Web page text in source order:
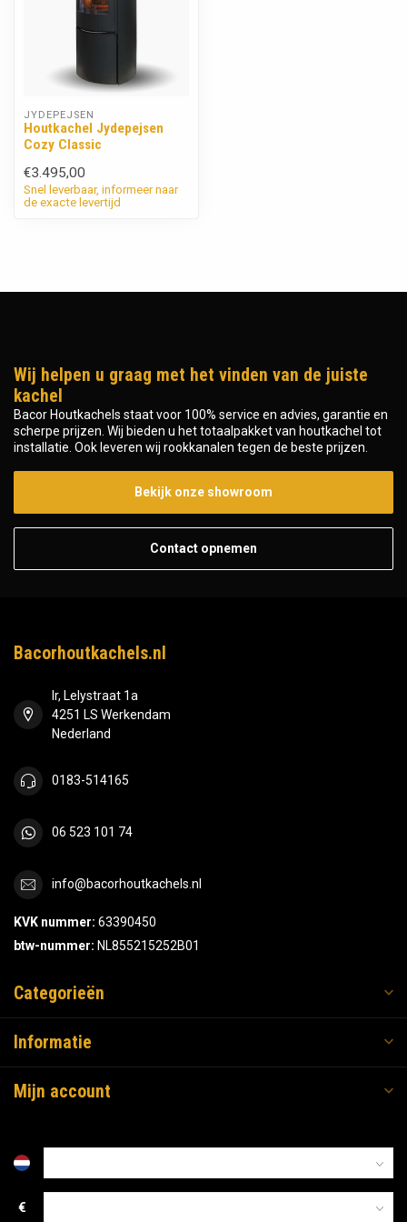
JYDEPEJSEN
Houtkachel Jydepejsen
Cozy Classic
€3.495,00
Snel leverbaar, informeer naar
de exacte levertijd
Wij helpen u graag met het vinden van de juiste
kachel
Bacor Houtkachels staat voor 100% service en advies, garantie en
scherpe prijzen. Wij bieden u het totaalpakket van houtkachel tot
installatie. Ook leveren wij rookkanalen tegen de beste prijzen.
Bekijk onze showroom
Contact opnemen
Bacorhoutkachels.nl
Ir, Lelystraat 1a
4251 LS Werkendam
Nederland
0183-514165
06 523 101 74
info@bacorhoutkachels.nl
KVK nummer: 63390450
btw-nummer: NL855215252B01
Categorieën
Informatie
Mijn account
€